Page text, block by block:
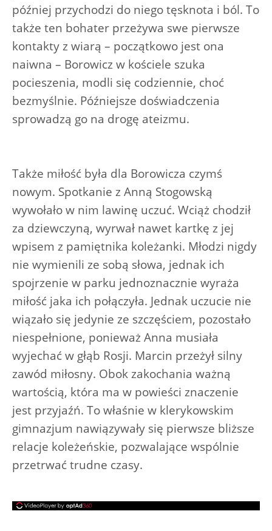
później przychodzi do niego tęsknota i ból. To
także ten bohater przeżywa swe pierwsze
kontakty z wiarą – początkowo jest ona
naiwna – Borowicz w kościele szuka
pocieszenia, modli się codziennie, choć
bezmyślnie. Późniejsze doświadczenia
sprowadzą go na drogę ateizmu.
Także miłość była dla Borowicza czymś
nowym. Spotkanie z Anną Stogowską
wywołało w nim lawinę uczuć. Wciąż chodził
za dziewczyną, wyrwał nawet kartkę z jej
wpisem z pamiętnika koleżanki. Młodzi nigdy
nie wymienili ze sobą słowa, jednak ich
spojrzenie w parku jednoznacznie wyraża
miłość jaka ich połączyła. Jednak uczucie nie
wiązało się jedynie ze szczęściem, pozostało
niespełnione, ponieważ Anna musiała
wyjechać w głąb Rosji. Marcin przeżył silny
zawód miłosny. Obok zakochania ważną
wartością, która ma w powieści znaczenie
jest przyjaźń. To właśnie w klerykowskim
gimnazjum nawiązywały się pierwsze bliższe
relacje koleżeńskie, pozwalające wspólnie
przetrwać trudne czasy.